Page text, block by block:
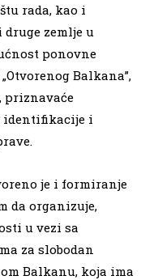
rada, kao i
zemlje u
ponovne
Balkana”,
priznavaće
identifikacije i
je i formiranje
da organizuje,
u vezi sa
za slobodan
Balkanu, koja ima